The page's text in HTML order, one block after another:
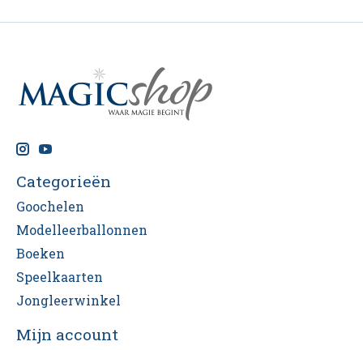
Categorieën
Goochelen
Modelleerballonnen
Boeken
Speelkaarten
Jongleerwinkel
Mijn account